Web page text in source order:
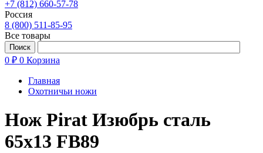
+7 (812) 660-57-78
Россия
8 (800) 511-85-95
Все товары
0 ₽ 0 Корзина
Главная
Охотничьи ножи
Нож Pirat Изюбрь сталь
65х13 FB89